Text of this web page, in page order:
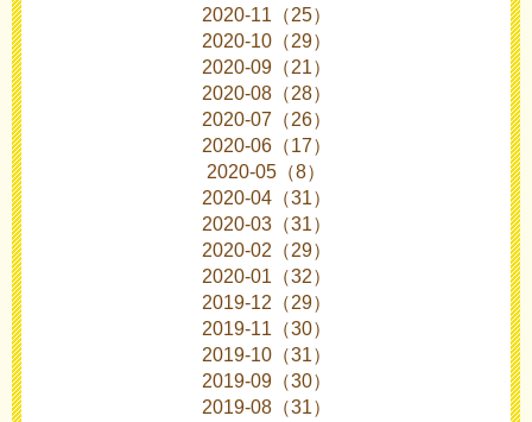
2020-11（25）
2020-10（29）
2020-09（21）
2020-08（28）
2020-07（26）
2020-06（17）
2020-05（8）
2020-04（31）
2020-03（31）
2020-02（29）
2020-01（32）
2019-12（29）
2019-11（30）
2019-10（31）
2019-09（30）
2019-08（31）